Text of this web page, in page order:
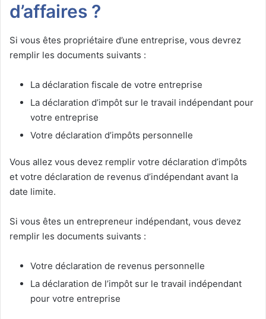
d’affaires ?
Si vous êtes propriétaire d’une entreprise, vous devrez
remplir les documents suivants :
La déclaration fiscale de votre entreprise
La déclaration d’impôt sur le travail indépendant pour
votre entreprise
Votre déclaration d’impôts personnelle
Vous allez vous devez remplir votre déclaration d’impôts
et votre déclaration de revenus d’indépendant avant la
date limite.
Si vous êtes un entrepreneur indépendant, vous devez
remplir les documents suivants :
Votre déclaration de revenus personnelle
La déclaration de l’impôt sur le travail indépendant
pour votre entreprise